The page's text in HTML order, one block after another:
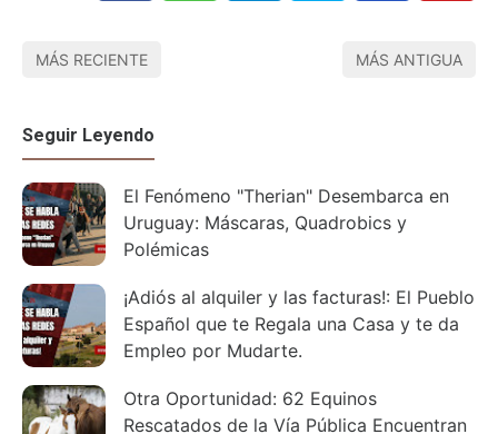
MÁS RECIENTE MÁS ANTIGUA
Seguir Leyendo
El Fenómeno "Therian" Desembarca en
Uruguay: Máscaras, Quadrobics y
Polémicas
¡Adiós al alquiler y las facturas!: El Pueblo
Español que te Regala una Casa y te da
Empleo por Mudarte.
Otra Oportunidad: 62 Equinos
Rescatados de la Vía Pública Encuentran